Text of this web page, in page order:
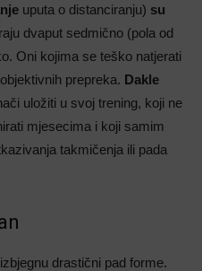
uputa o distanciranju) su
dvaput sedmično (pola od
Oni kojima se teško natjerati
prepreka. Dakle
uložiti u svoj trening, koji ne
mjesecima i koji samim
takmičenja ili pada
drastični pad forme.